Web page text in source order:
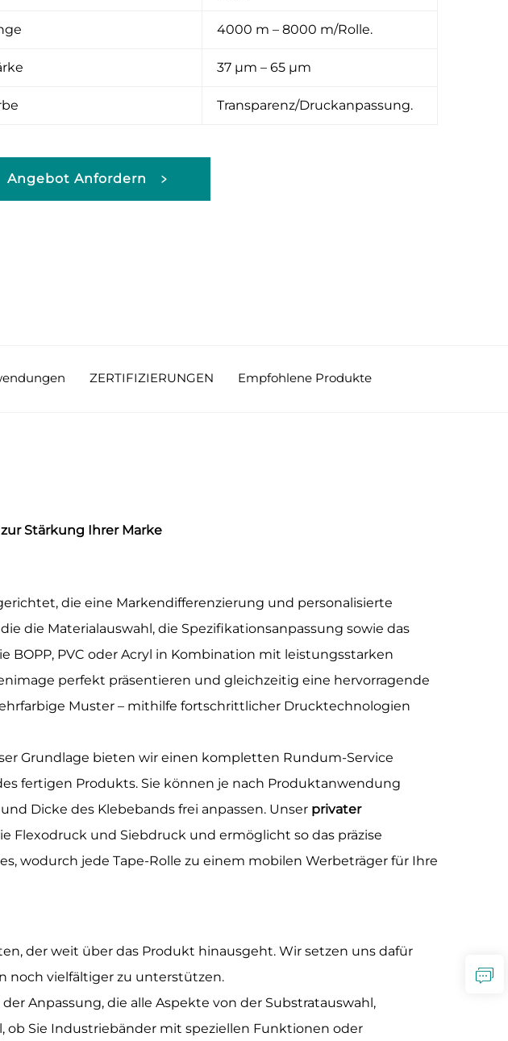
4000 m – 8000 m/Rolle.
37 μm – 65 μm
Transparenz/Druckanpassung.
Angebot Anfordern
ZERTIFIZIERUNGEN Empfohlene Produkte
Stärkung Ihrer Marke
die eine Markendifferenzierung und personalisierte
die Materialauswahl, die Spezifikationsanpassung sowie das
PVC oder Acryl in Kombination mit leistungsstarken
perfekt präsentieren und gleichzeitig eine hervorragende
Muster – mithilfe fortschrittlicher Drucktechnologien
Grundlage bieten wir einen kompletten Rundum-Service
fertigen Produkts. Sie können je nach Produktanwendung
Dicke des Klebebands frei anpassen. Unser privater
Flexodruck und Siebdruck und ermöglicht so das präzise
wodurch jede Tape-Rolle zu einem mobilen Werbeträger für Ihre
der weit über das Produkt hinausgeht. Wir setzen uns dafür
noch vielfältiger zu unterstützen.
Anpassung, die alle Aspekte von der Substratauswahl,
ob Sie Industriebänder mit speziellen Funktionen oder